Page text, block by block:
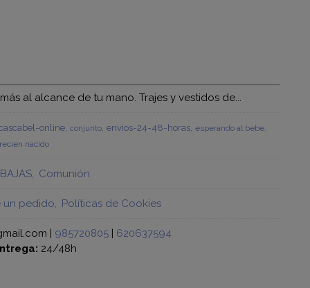
al alcance de tu mano. Trajes y vestidos de...
online conjunto envios-24-48-horas esperando al bebe
recien nacido
Comunión
un pedido Políticas de Cookies
| 985720805| 620637594
24/48h